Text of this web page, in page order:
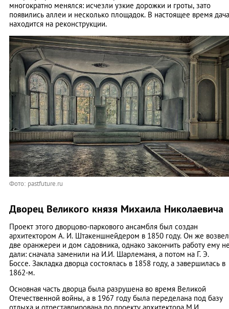
многократно менялся: исчезли узкие дорожки и гроты, зато
появились аллеи и несколько площадок. В настоящее время дача
находится на реконструкции.
Фото: pastfuture.ru
Дворец Великого князя Михаила Николаевича
Проект этого дворцово-паркового ансамбля был создан
архитектором А. И. Штакеншнейдером в 1850 году. Он же возвел
две оранжереи и дом садовника, однако закончить работу ему
дали: сначала заменили на И.И. Шарлеманя, а потом на Г. Э.
Боссе. Закладка дворца состоялась в 1858 году, а завершилась в
1862-м.
Основная часть дворца была разрушена во время Великой
Отечественной войны, а в 1967 году была переделана под базу
отдыха и отреставрирована по проекту архитектора М.И.